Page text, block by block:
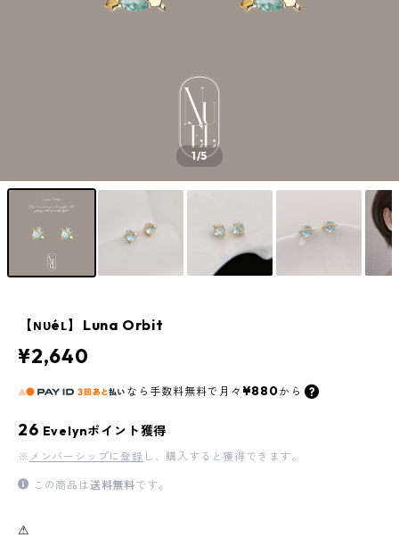
1/5
【ɴᴜéʟ】Luna Orbit
¥2,640
なら 手数料無料で 月々 ¥880から
26 Evelynポイント獲得
※ メンバーシップに登録 し、購入すると獲得できます。
この商品は送料無料です。
⚠︎